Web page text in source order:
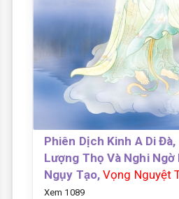
Phiên Dịch Kinh A Di Đà,
Lượng Thọ Và Nghi Ngờ
Ngụy Tạo, Vọng Nguyệt
Xem 1089